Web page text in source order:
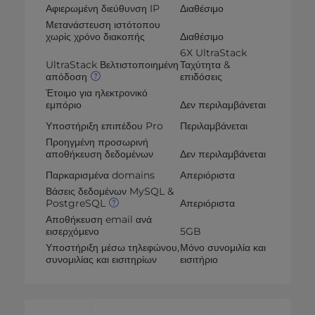
Αφιερωμένη διεύθυνση IP
Διαθέσιμο
Μετανάστευση ιστότοπου
χωρίς χρόνο διακοπής
Διαθέσιμο
UltraStack Βελτιστοποιημένη
απόδοση
6X UltraStack
Ταχύτητα &
επιδόσεις
Έτοιμο για ηλεκτρονικό
εμπόριο
Δεν περιλαμβάνεται
Υποστήριξη επιπέδου Pro
Περιλαμβάνεται
Προηγμένη προσωρινή
αποθήκευση δεδομένων
Δεν περιλαμβάνεται
Παρκαρισμένα domains
Απεριόριστα
Βάσεις δεδομένων MySQL &
PostgreSQL
Απεριόριστα
Αποθήκευση email ανά
εισερχόμενο
5GB
Υποστήριξη μέσω τηλεφώνου,
συνομιλίας και εισιτηρίων
Μόνο συνομιλία και
εισιτήριο